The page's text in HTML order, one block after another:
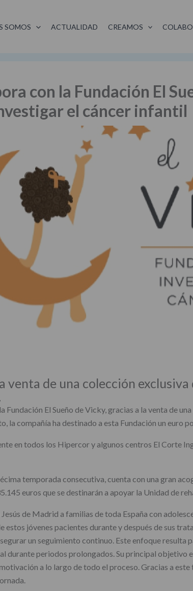
SOMOS ACTUALIDAD CREAMOS
con la Fundación El
el cáncer infantil
venta de una colección
Fundación El Sueño de Vicky, gracias a la venta de
la compañía ha destinado a esta Fundación un euro
en todos los Hipercor y algunos centros El Corte
temporada consecutiva, cuenta con una gran
euros que se destinarán a apoyar la Unidad de
de Madrid a familias de toda España con
estos jóvenes pacientes durante y después de sus
un seguimiento continuo. Este enfoque
durante periodos prolongados. Su principal objetivo
a lo largo de todo el proceso. Gracias a